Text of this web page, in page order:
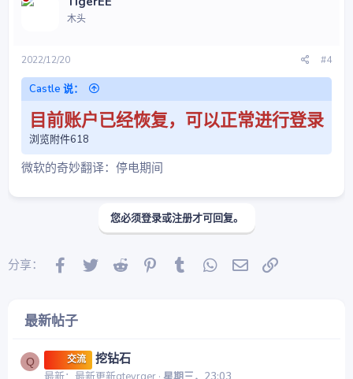
木头
2022/12/20 #4
Castle 说：
目前账户已经恢复，可以正常进行登录
浏览附件618
微软的奇妙翻译：停电期间
您必须登录或注册才可回复。
分享： Facebook
Twitter Reddit PinterestTumblr WhatsApp
邮件
最新帖子
Q 交流 挖钻石